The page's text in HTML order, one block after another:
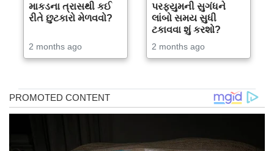
માકડના ત્રાસથી કઈ
રીતે છુટકારો મેળવવો?
2 months ago
પરફ્યુમની સુગંધને
લાંબો સમય સુધી
ટકાવવા શું કરશો?
2 months ago